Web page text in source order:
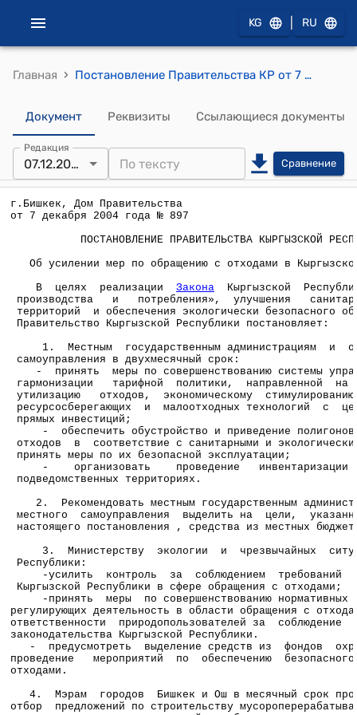
KG RU
Главная › Постановление Правительства КР от 7 декабря 2004 года № 897 " Об усилении мер по обращению с отходами в Кыргызской Республике"
Документ Реквизиты Ссылающиеся документы
Редакция
07.12.2004 Сравнение